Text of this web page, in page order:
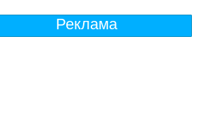
Реклама